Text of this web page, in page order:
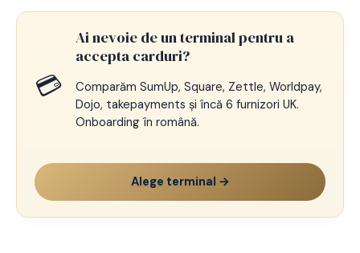
💳
Ai nevoie de un terminal pentru a
accepta carduri?
Comparăm SumUp, Square, Zettle, Worldpay,
Dojo, takepayments și încă 6 furnizori UK.
Onboarding în română.
Alege terminal →